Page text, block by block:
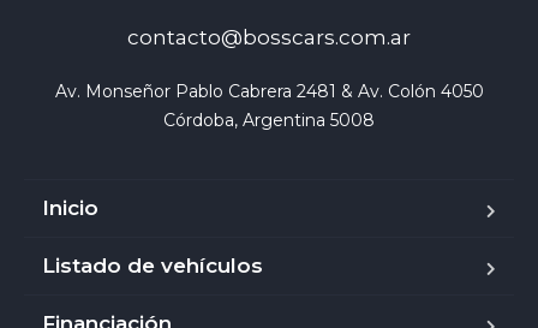
contacto@bosscars.com.ar
Av. Monseñor Pablo Cabrera 2481 & Av. Colón 4050
Córdoba, Argentina 5008
Inicio
Listado de vehículos
Financiación